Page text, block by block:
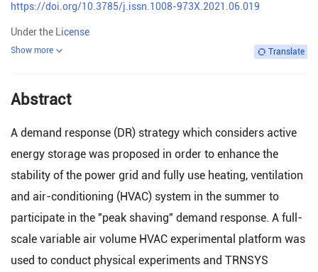
https://doi.org/10.3785/j.issn.1008-973X.2021.06.019
Under the License
Show more Translate
Abstract
A demand response (DR) strategy which considers active
energy storage was proposed in order to enhance the
stability of the power grid and fully use heating, ventilation
and air-conditioning (HVAC) system in the summer to
participate in the "peak shaving" demand response. A full-
scale variable air volume HVAC experimental platform was
used to conduct physical experiments and TRNSYS